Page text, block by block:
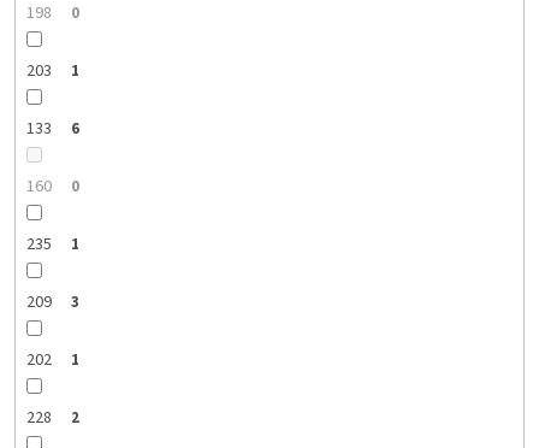
198 0
203 1
133 6
160 0
235 1
209 3
202 1
228 2